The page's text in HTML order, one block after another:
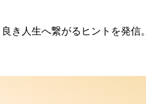
き人生へ繋がるヒントを発信。